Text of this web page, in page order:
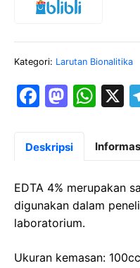
Kategori: Larutan Bionalitika
F
c
b
o
o
k
M
st
d
o
n
W
at
s
A
p
X
Deskripsi
EDTA 4% merupakan
digunakan dalam
laboratorium.
Ukuran kemasan: